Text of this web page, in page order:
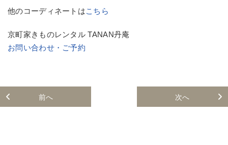
他のコーディネートはこちら
京町家きものレンタル TANAN丹庵
お問い合わせ・ご予約
前へ 次へ